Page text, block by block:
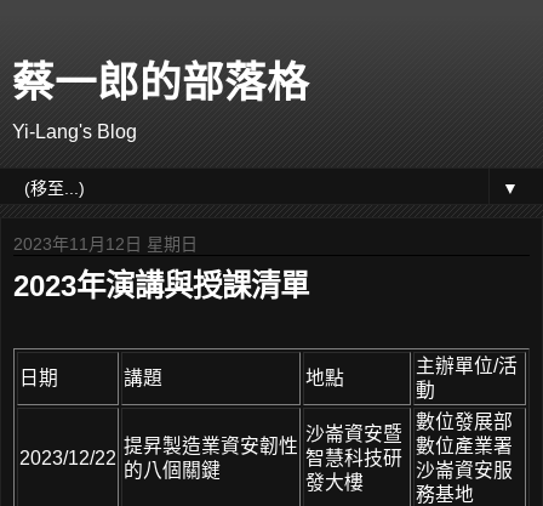
蔡一郎的部落格
Yi-Lang's Blog
▼
2023年11月12日 星期日
2023年演講與授課清單
日期 講題 地點
主辦單位/活
動
2023/12/22
提昇製造業資安韌性
的八個關鍵
沙崙資安暨
智慧科技研
發大樓
數位發展部
數位產業署
沙崙資安服
務基地